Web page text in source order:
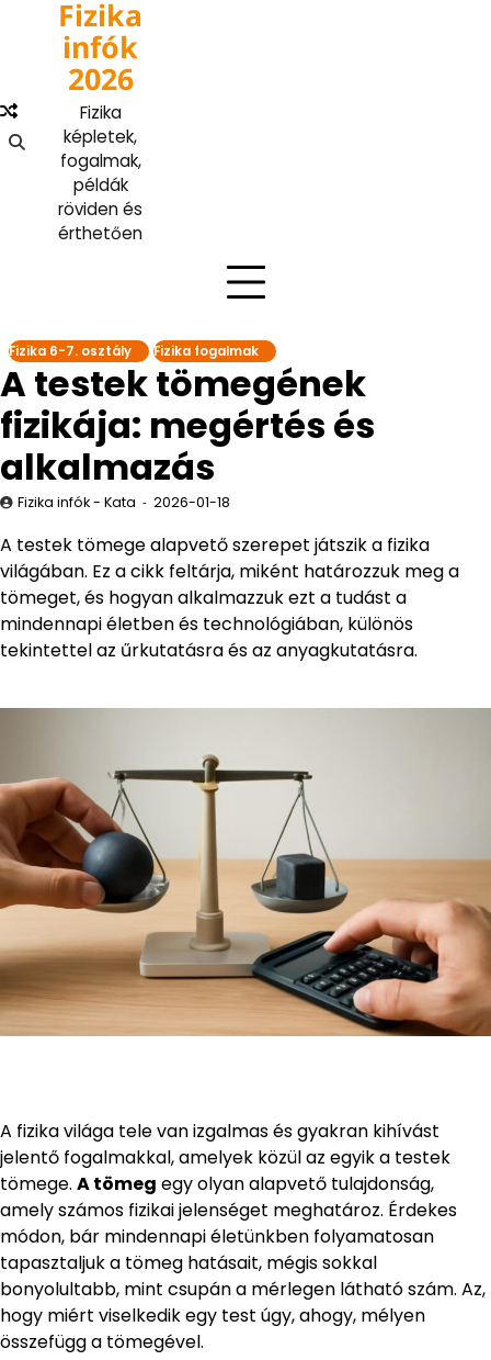
content
Fizika
infók
2026
Fizika
képletek,
fogalmak,
példák
röviden és
érthetően
Fizika 6-7. osztály Fizika fogalmak
A testek tömegének
fizikája: megértés és
alkalmazás
Fizika infók - Kata 2026-01-18
A testek tömege alapvető szerepet játszik a fizika
világában. Ez a cikk feltárja, miként határozzuk meg a
tömeget, és hogyan alkalmazzuk ezt a tudást a
mindennapi életben és technológiában, különös
tekintettel az űrkutatásra és az anyagkutatásra.
A fizika világa tele van izgalmas és gyakran kihívást
jelentő fogalmakkal, amelyek közül az egyik a testek
tömege. A tömeg egy olyan alapvető tulajdonság,
amely számos fizikai jelenséget meghatároz. Érdekes
módon, bár mindennapi életünkben folyamatosan
tapasztaljuk a tömeg hatásait, mégis sokkal
bonyolultabb, mint csupán a mérlegen látható szám. Az,
hogy miért viselkedik egy test úgy, ahogy, mélyen
összefügg a tömegével.